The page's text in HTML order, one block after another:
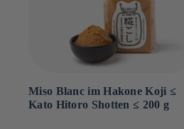
Miso Blanc im Hakone Koji ≤
Kato Hitoro Shotten ≤ 200 g